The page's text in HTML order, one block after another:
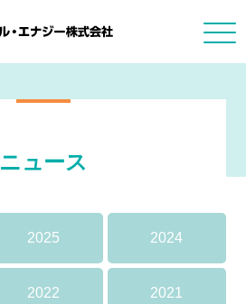
ニュース
2025 2024
2022 2021